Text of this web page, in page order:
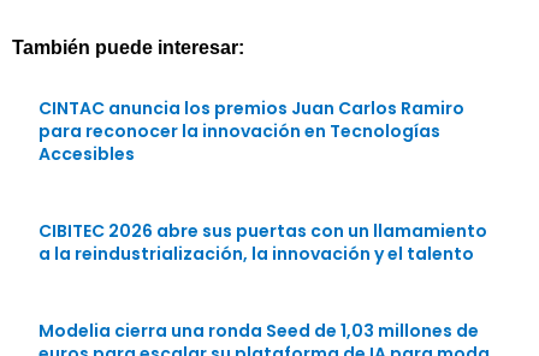
También puede interesar:
CINTAC anuncia los premios Juan Carlos Ramiro
para reconocer la innovación en Tecnologías
Accesibles
CIBITEC 2026 abre sus puertas con un llamamiento
a la reindustrialización, la innovación y el talento
Modelia cierra una ronda Seed de 1,03 millones de